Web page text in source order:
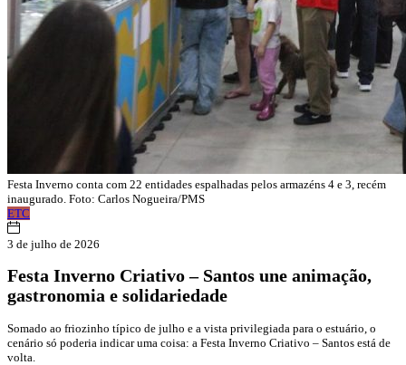
Festa Inverno conta com 22 entidades espalhadas pelos armazéns 4 e 3, recém
inaugurado. Foto: Carlos Nogueira/PMS
ETC
3 de julho de 2026
Festa Inverno Criativo – Santos une animação,
gastronomia e solidariedade
Somado ao friozinho típico de julho e a vista privilegiada para o estuário, o
cenário só poderia indicar uma coisa: a Festa Inverno Criativo – Santos está de
volta.